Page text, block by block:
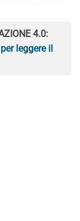
4.0:
leggere il